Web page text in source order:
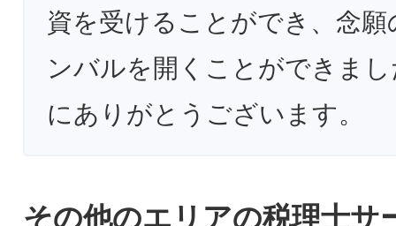
資を受けることができ、念
ンバルを開くことができま
にありがとうございます。
その他のエリアの税理士サ